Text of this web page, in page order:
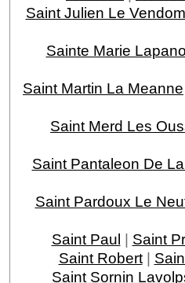
Saint Julien Le
Sainte Marie
Saint Martin La Meanne
Saint Merd Les
Saint Pantaleon De
Saint Pardoux Le
Saint Paul | Saint
Saint Robert|
Saint Sornin